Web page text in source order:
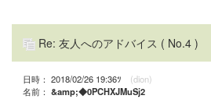
Re: 友人へのアドバイス ( No.4 )
日時： 2018/02/26 19:36ﾂ (dion)
名前： &amp;◆0PCHXJMuSj2